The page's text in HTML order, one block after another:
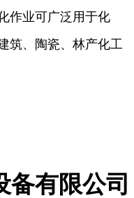
作业可广泛用于化
筑、陶瓷、林产化工
备有限公司